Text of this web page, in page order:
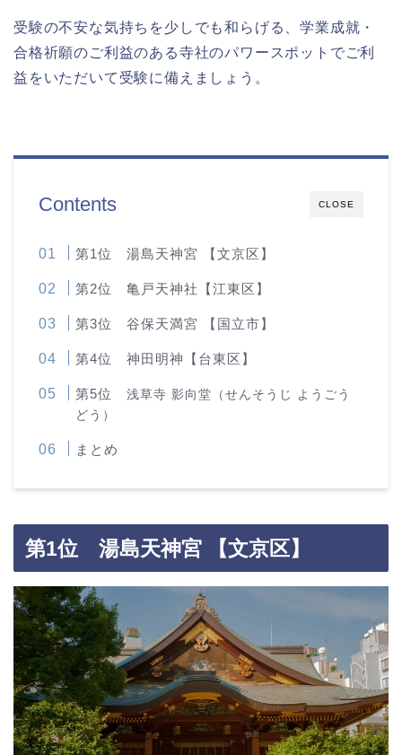
受験の不安な気持ちを少しでも和らげる、学業成就・
合格祈願のご利益のある寺社のパワースポットでご利
益をいただいて受験に備えましょう。
CLOSE
Contents
第1位 湯島天神宮 【文京区】
第2位 亀戸天神社【江東区】
第3位 谷保天満宮 【国立市】
第4位 神田明神【台東区】
第5位浅草寺 影向堂（せんそうじ ようごう
どう）
まとめ
第1位 湯島天神宮 【文京区】